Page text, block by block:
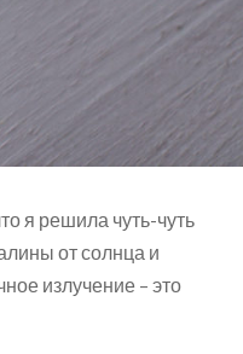
я решила чуть-чуть
от солнца и
излучение – это